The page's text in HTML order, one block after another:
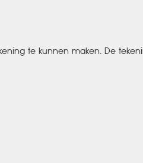
te kunnen maken. De